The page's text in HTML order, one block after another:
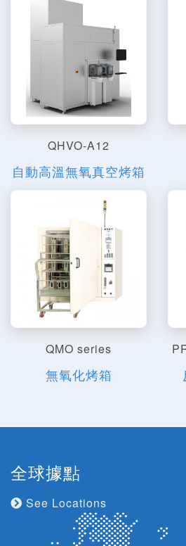
QHVO-A12
自動高溫無氧真空烤箱
QMO series
無氧化烤箱
全球據點
See Locations